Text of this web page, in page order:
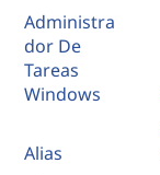
Administra
dor De
Tareas
Windows
Alias